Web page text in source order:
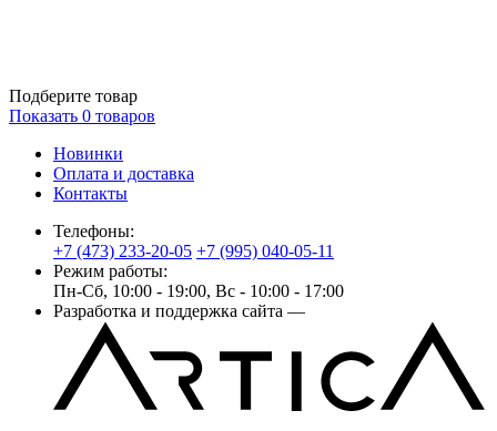
Подберите товар
Показать 0 товаров
Новинки
Оплата и доставка
Контакты
Телефоны:
+7 (473) 233-20-05 +7 (995) 040-05-11
Режим работы:
Пн-Сб, 10:00 - 19:00, Вс - 10:00 - 17:00
Разработка и поддержка сайта —